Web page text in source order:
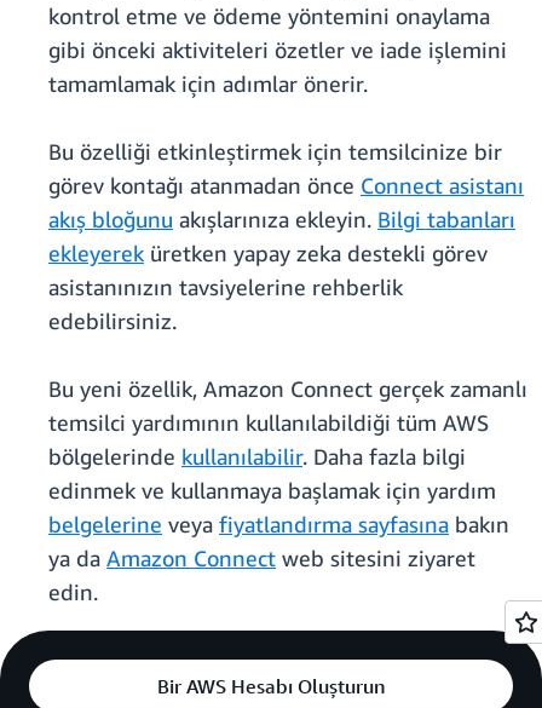
kontrol etme ve ödeme yöntemini onaylama
gibi önceki aktiviteleri özetler ve iade işlemini
tamamlamak için adımlar önerir.
Bu özelliği etkinleştirmek için temsilcinize bir
görev kontağı atanmadan önce Connect asistanı
akış bloğunu akışlarınıza ekleyin. Bilgi tabanları
ekleyerek üretken yapay zeka destekli görev
asistanınızın tavsiyelerine rehberlik
edebilirsiniz.
Bu yeni özellik, Amazon Connect gerçek zamanlı
temsilci yardımının kullanılabildiği tüm AWS
bölgelerinde kullanılabilir. Daha fazla bilgi
edinmek ve kullanmaya başlamak için yardım
belgelerine veya fiyatlandırma sayfasına bakın
ya da Amazon Connect web sitesini ziyaret
edin.
Bir AWS Hesabı Oluşturun